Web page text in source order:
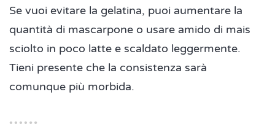
Se vuoi evitare la gelatina, puoi aumentare la
quantità di mascarpone o usare amido di mais
sciolto in poco latte e scaldato leggermente.
Tieni presente che la consistenza sarà
comunque più morbida.